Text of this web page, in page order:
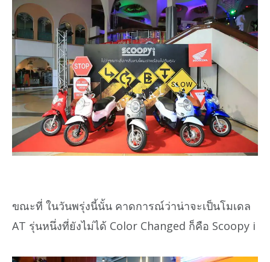
ขณะที่ ในวันพรุ่งนี้นั้น คาดการณ์ว่าน่าจะเป็นโมเดล
AT รุ่นหนึ่งที่ยังไม่ได้ Color Changed ก็คือ Scoopy i